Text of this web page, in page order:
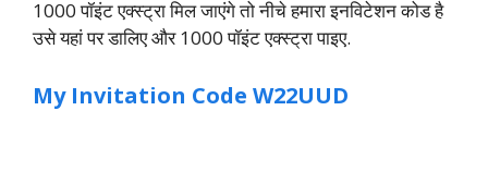
1000 पॉइंट एक्स्ट्रा मिल जाएंगे तो नीचे हमारा इनविटेशन कोड है
उसे यहां पर डालिए और 1000 पॉइंट एक्स्ट्रा पाइए.
My Invitation Code W22UUD